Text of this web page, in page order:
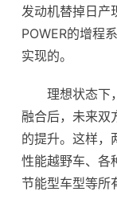
发动机替掉日产
POWER的增程
实现的。
理想状态下
融合后，未来双
的提升。这样，
性能越野车、各
节能型车型等所